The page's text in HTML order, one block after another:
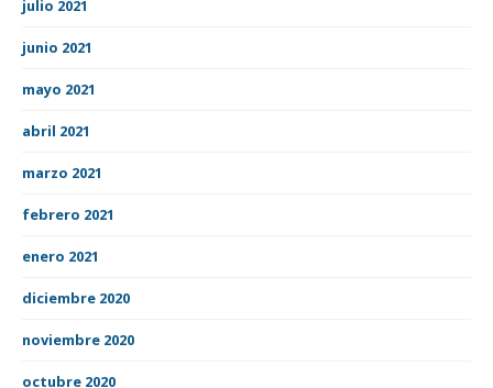
julio 2021
junio 2021
mayo 2021
abril 2021
marzo 2021
febrero 2021
enero 2021
diciembre 2020
noviembre 2020
octubre 2020